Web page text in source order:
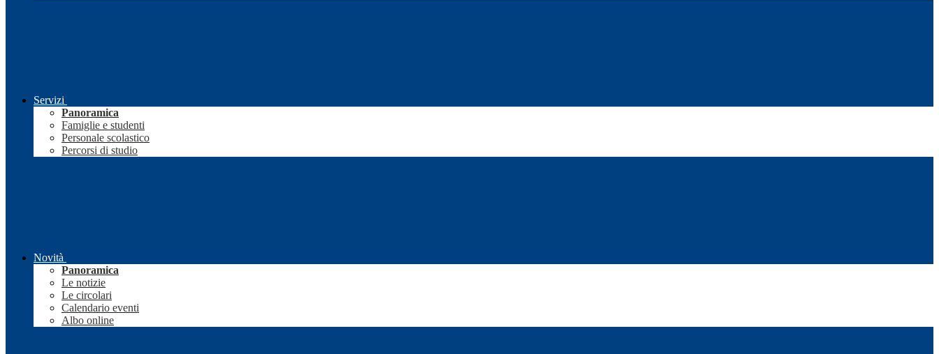
Servizi
Panoramica
Famiglie e studenti
Personale scolastico
Percorsi di studio
Novità
Panoramica
Le notizie
Le circolari
Calendario eventi
Albo online